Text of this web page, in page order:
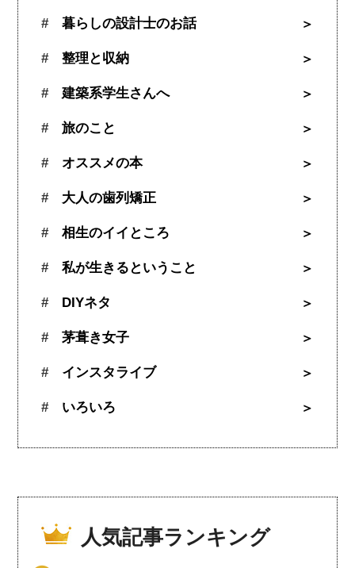
暮らしの設計士のお話
整理と収納
建築系学生さんへ
旅のこと
オススメの本
大人の歯列矯正
相生のイイところ
私が生きるということ
DIYネタ
茅葺き女子
インスタライブ
いろいろ
人気記事ランキング